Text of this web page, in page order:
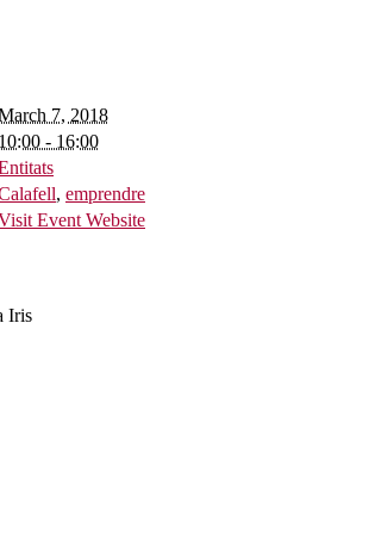
7, 2018
10:00 - 16:00
, emprendre
Event Website
Iris